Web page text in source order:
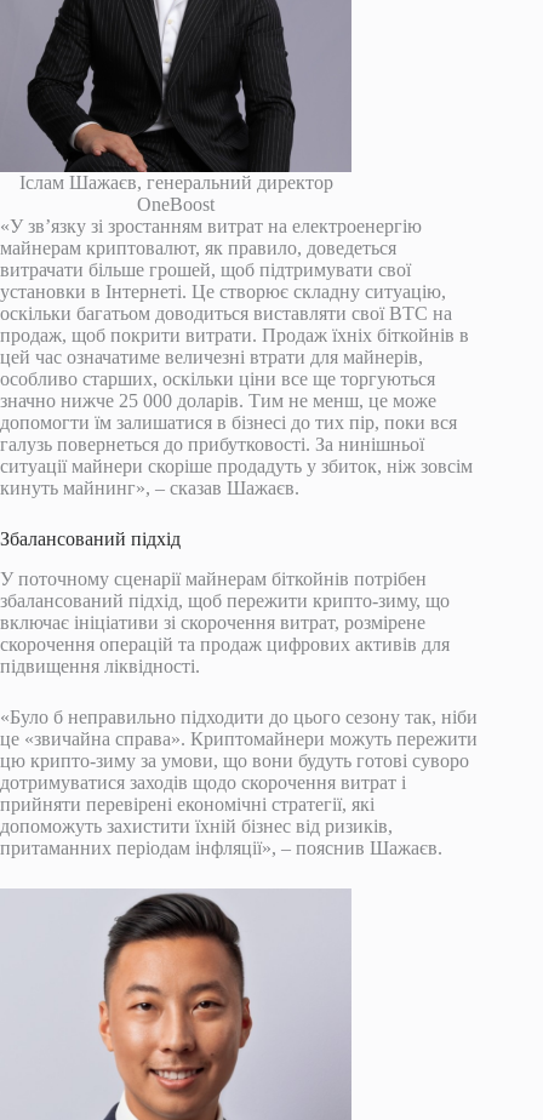
Іслам Шажаєв, генеральний директор
OneBoost
«У зв’язку зі зростанням витрат на електроенергію
майнерам криптовалют, як правило, доведеться
витрачати більше грошей, щоб підтримувати свої
установки в Інтернеті. Це створює складну ситуацію,
оскільки багатьом доводиться виставляти свої BTC на
продаж, щоб покрити витрати. Продаж їхніх біткойнів в
цей час означатиме величезні втрати для майнерів,
особливо старших, оскільки ціни все ще торгуються
значно нижче 25 000 доларів. Тим не менш, це може
допомогти їм залишатися в бізнесі до тих пір, поки вся
галузь повернеться до прибутковості. За нинішньої
ситуації майнери скоріше продадуть у збиток, ніж зовсім
кинуть майнинг», – сказав Шажаєв.
Збалансований підхід
У поточному сценарії майнерам біткойнів потрібен
збалансований підхід, щоб пережити крипто-зиму, що
включає ініціативи зі скорочення витрат, розмірене
скорочення операцій та продаж цифрових активів для
підвищення ліквідності.
«Було б неправильно підходити до цього сезону так, ніби
це «звичайна справа». Криптомайнери можуть пережити
цю крипто-зиму за умови, що вони будуть готові суворо
дотримуватися заходів щодо скорочення витрат і
прийняти перевірені економічні стратегії, які
допоможуть захистити їхній бізнес від ризиків,
притаманних періодам інфляції», – пояснив Шажаєв.